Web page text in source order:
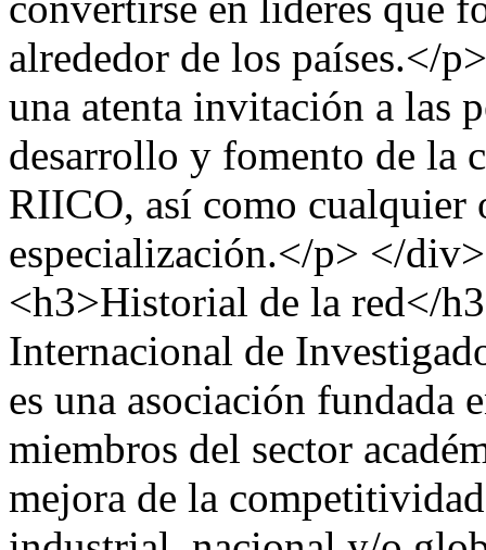
alrededor de los países.</
una atenta invitación a las
desarrollo y fomento de la
RIICO, así como cualquier
especialización.</p> </
<h3>Historial de la red</
Internacional de
es una asociación fundada
miembros del sector
mejora de la